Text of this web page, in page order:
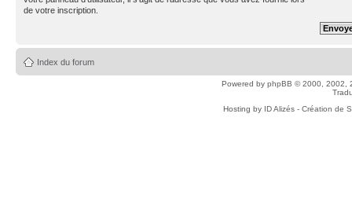
de votre inscription.
Index du forum
Powered by phpBB © 2000, 2002,
Hosting by ID Alizés - Création de